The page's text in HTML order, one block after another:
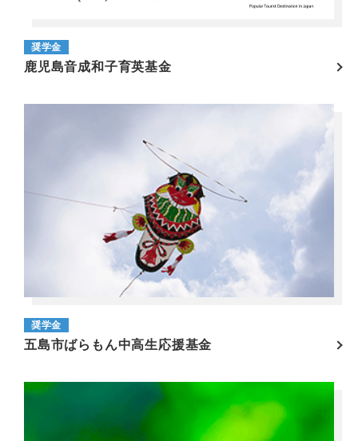
奨学金
鹿児島音成和子育英基金
奨学金
五島市ばらもん中高生応援基金